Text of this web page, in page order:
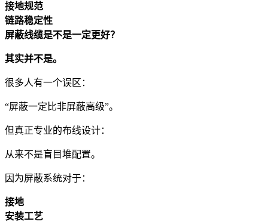
接地规范
链路稳定性
屏蔽线缆是不是一定更好？
其实并不是。
很多人有一个误区：
“屏蔽一定比非屏蔽高级”。
但真正专业的布线设计：
从来不是盲目堆配置。
因为屏蔽系统对于：
接地
安装工艺